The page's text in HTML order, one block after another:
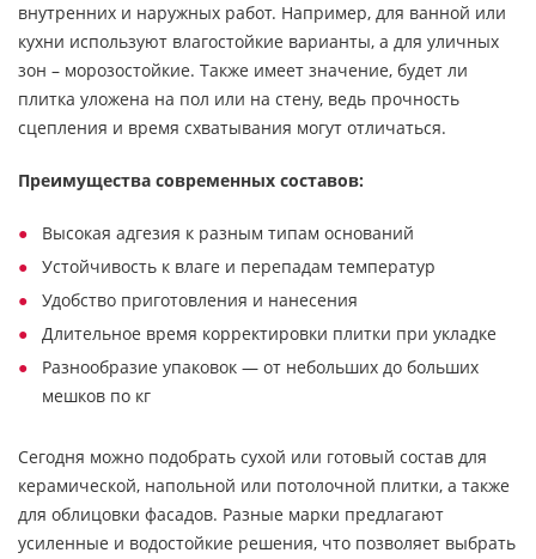
внутренних и наружных работ. Например, для ванной или
кухни используют влагостойкие варианты, а для уличных
зон – морозостойкие. Также имеет значение, будет ли
плитка уложена на пол или на стену, ведь прочность
сцепления и время схватывания могут отличаться.
Преимущества современных составов:
Высокая адгезия к разным типам оснований
Устойчивость к влаге и перепадам температур
Удобство приготовления и нанесения
Длительное время корректировки плитки при укладке
Разнообразие упаковок — от небольших до больших
мешков по кг
Сегодня можно подобрать сухой или готовый состав для
керамической, напольной или потолочной плитки, а также
для облицовки фасадов. Разные марки предлагают
усиленные и водостойкие решения, что позволяет выбрать